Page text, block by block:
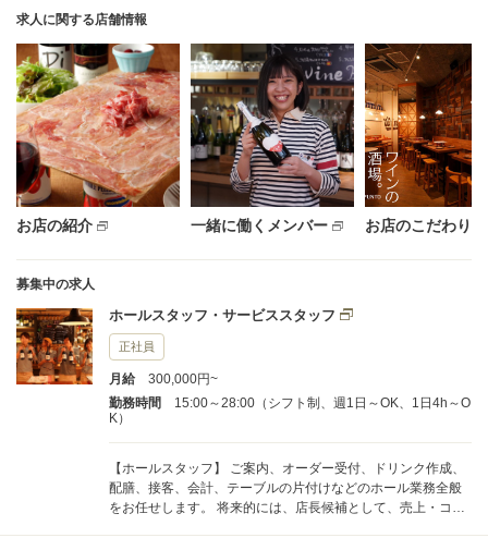
求人に関する店舗情報
お店の紹介 一緒に働くメンバー お店のこだわり
募集中の求人
ホールスタッフ・サービススタッフ
正社員
月給
300,000円~
勤務時間
15:00～28:00（シフト制、週1日～OK、1日4h～O
K）
【ホールスタッフ】 ご案内、オーダー受付、ドリンク作成、
配膳、接客、会計、テーブルの片付けなどのホール業務全般
をお任せします。 将来的には、店長候補として、売上・コス